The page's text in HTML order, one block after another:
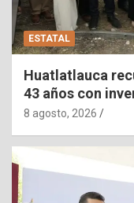
ESTATAL
Huatlatlauca
43 años con
8 agosto, 2026